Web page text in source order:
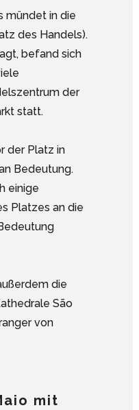
mündet in die
des Handels).
befand sich
der
statt.
der Platz in
Bedeutung.
einige
Platzes an die
die
São
von
mit